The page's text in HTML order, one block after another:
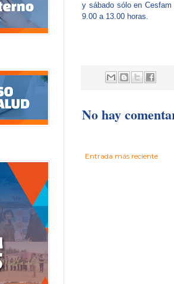
y sábado sólo en
9.00 a 13.00 horas.
No hay
Entrada más reciente